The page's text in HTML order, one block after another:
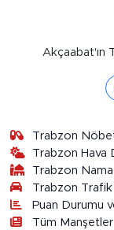
Akçaabat'ın
Trabzon
Trabzon Hava
Trabzon
Trabzon Trafik
Puan Durumu
Tüm Manşetler